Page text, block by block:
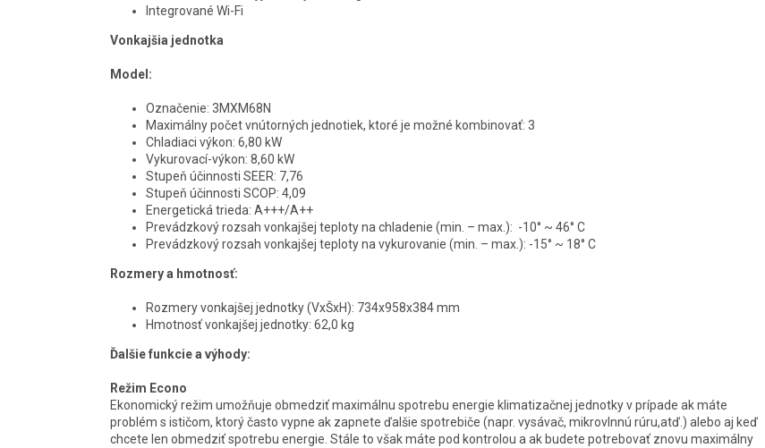
Integrované Wi-Fi
Vonkajšia jednotka
Model:
Označenie: 3MXM68N
Maximálny počet vnútorných jednotiek, ktoré je možné kombinovať: 3
Chladiaci výkon: 6,80 kW
Vykurovací-výkon: 8,60 kW
Stupeň účinnosti SEER: 7,76
Stupeň účinnosti SCOP: 4,09
Energetická trieda: A+++/A++
Prevádzkový rozsah vonkajšej teploty na chladenie (min. – max.): -10° ~ 46° C
Prevádzkový rozsah vonkajšej teploty na vykurovanie (min. – max.): -15° ~ 18° C
Rozmery a hmotnosť:
Rozmery vonkajšej jednotky (VxŠxH): 734x958x384 mm
Hmotnosť vonkajšej jednotky: 62,0 kg
Ďalšie funkcie a výhody:
Režim Econo
Ekonomický režim umožňuje obmedziť maximálnu spotrebu energie klimatizačnej jednotky v prípade ak máte
problém s ističom, ktorý často vypne ak zapnete ďalšie spotrebiče (napr. vysávač, mikrovlnnú rúru,atď.) alebo aj keď
chcete len obmedziť spotrebu energie. Stále to však máte pod kontrolou a ak budete potrebovať znovu maximálny